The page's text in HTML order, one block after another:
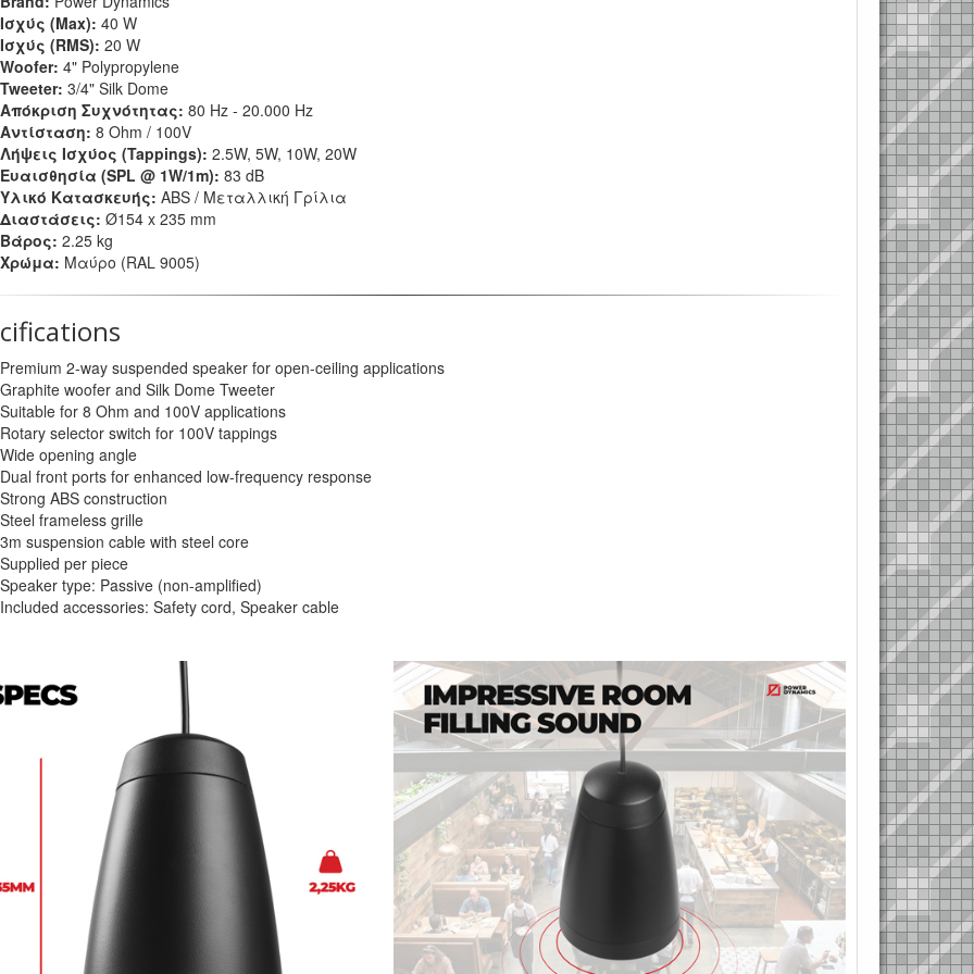
Ισχύς (Max): 40 W
Ισχύς (RMS): 20 W
Woofer: 4" Polypropylene
Tweeter: 3/4" Silk Dome
Απόκριση Συχνότητας: 80 Hz - 20.000 Hz
Αντίσταση: 8 Ohm / 100V
Λήψεις Ισχύος (Tappings): 2.5W, 5W, 10W, 20W
Ευαισθησία (SPL @ 1W/1m): 83 dB
Υλικό Κατασκευής: ABS / Μεταλλική Γρίλια
Διαστάσεις: Ø154 x 235 mm
Βάρος: 2.25 kg
Χρώμα: Μαύρο (RAL 9005)
Premium 2-way suspended speaker for open-ceiling applications
Graphite woofer and Silk Dome Tweeter
Suitable for 8 Ohm and 100V applications
Rotary selector switch for 100V tappings
Wide opening angle
Dual front ports for enhanced low-frequency response
Strong ABS construction
Steel frameless grille
3m suspension cable with steel core
Supplied per piece
Speaker type: Passive (non-amplified)
Included accessories: Safety cord, Speaker cable